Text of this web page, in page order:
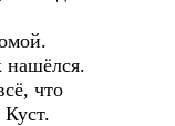
нашёлся.
что
Куст.